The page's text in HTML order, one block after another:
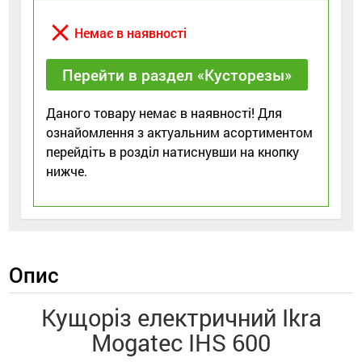
close Немає в наявності
Перейти в раздел «Кусторезы»
Даного товару немає в наявності! Для
ознайомлення з актуальним асортиментом
перейдіть в розділ натиснувши на кнопку
нижче.
Опис
Кущоріз електричний Ikra
Mogatec IHS 600